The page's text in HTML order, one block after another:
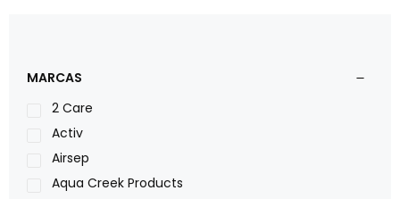
MARCAS
2 Care
Activ
Airsep
Aqua Creek Products